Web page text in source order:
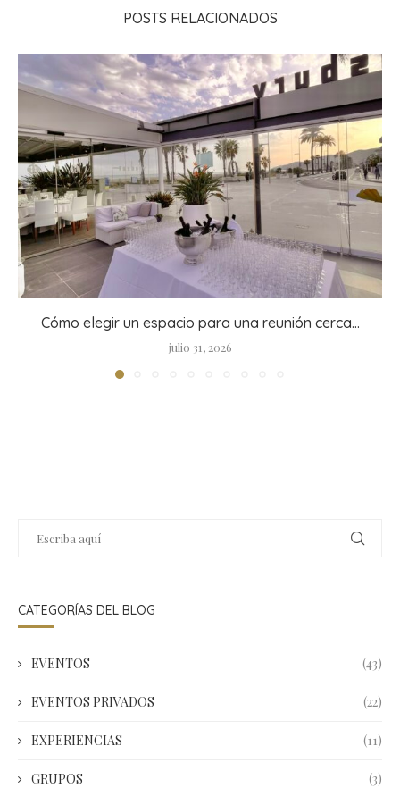
POSTS RELACIONADOS
Cómo elegir un espacio para una reunión cerca...
julio 31, 2026
CATEGORÍAS DEL BLOG
EVENTOS (43)
EVENTOS PRIVADOS (22)
EXPERIENCIAS (11)
GRUPOS (3)